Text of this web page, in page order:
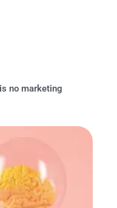
no marketing